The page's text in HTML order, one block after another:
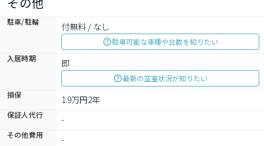
駐車/駐輪 付無料 / なし
駐車可能な車種や台数を知りたい
入居時期
即
最新の空室状況が知りたい
損保
1.9万円2年
保証人代行 -
その他費用 -